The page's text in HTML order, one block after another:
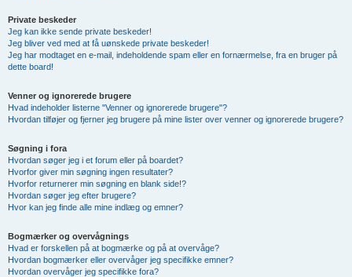
Private beskeder
Jeg kan ikke sende private beskeder!
Jeg bliver ved med at få uønskede private beskeder!
Jeg har modtaget en e-mail, indeholdende spam eller en fornærmelse, fra en bruger på
dette board!
Venner og ignorerede brugere
Hvad indeholder listerne "Venner og ignorerede brugere"?
Hvordan tilføjer og fjerner jeg brugere på mine lister over venner og ignorerede brugere?
Søgning i fora
Hvordan søger jeg i et forum eller på boardet?
Hvorfor giver min søgning ingen resultater?
Hvorfor returnerer min søgning en blank side!?
Hvordan søger jeg efter brugere?
Hvor kan jeg finde alle mine indlæg og emner?
Bogmærker og overvågnings
Hvad er forskellen på at bogmærke og på at overvåge?
Hvordan bogmærker eller overvåger jeg specifikke emner?
Hvordan overvåger jeg specifikke fora?